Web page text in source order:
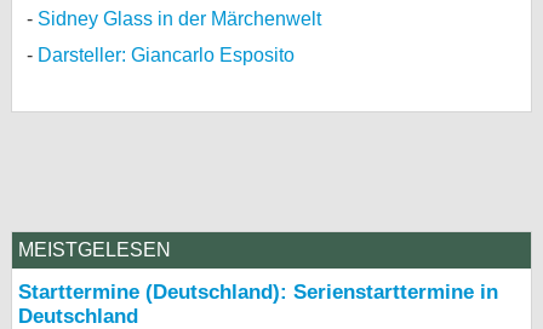
Sidney Glass in der Märchenwelt
Darsteller: Giancarlo Esposito
MEISTGELESEN
Starttermine (Deutschland): Serienstarttermine in
Deutschland